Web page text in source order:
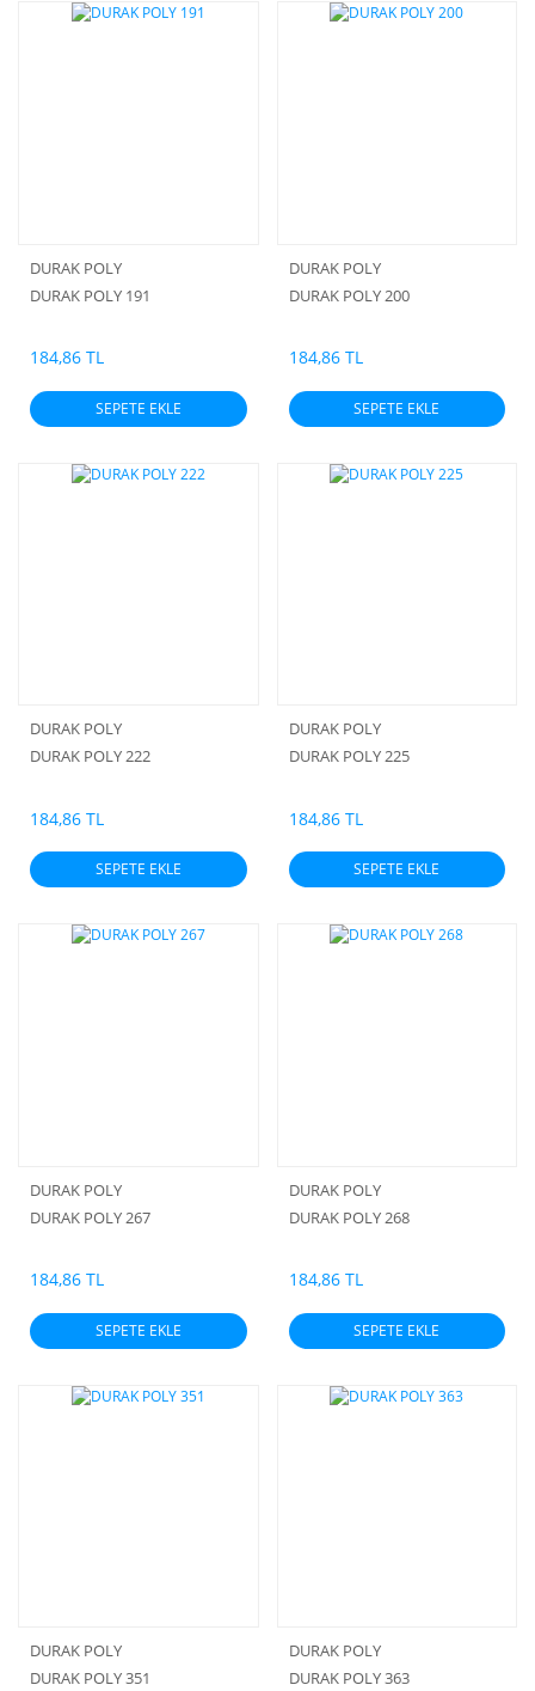
DURAK POLY
DURAK POLY 191
184,86 TL
SEPETE EKLE
DURAK POLY
DURAK POLY 200
184,86 TL
SEPETE EKLE
DURAK POLY
DURAK POLY 222
184,86 TL
SEPETE EKLE
DURAK POLY
DURAK POLY 225
184,86 TL
SEPETE EKLE
DURAK POLY
DURAK POLY 267
184,86 TL
SEPETE EKLE
DURAK POLY
DURAK POLY 268
184,86 TL
SEPETE EKLE
DURAK POLY
DURAK POLY 351
DURAK POLY
DURAK POLY 363